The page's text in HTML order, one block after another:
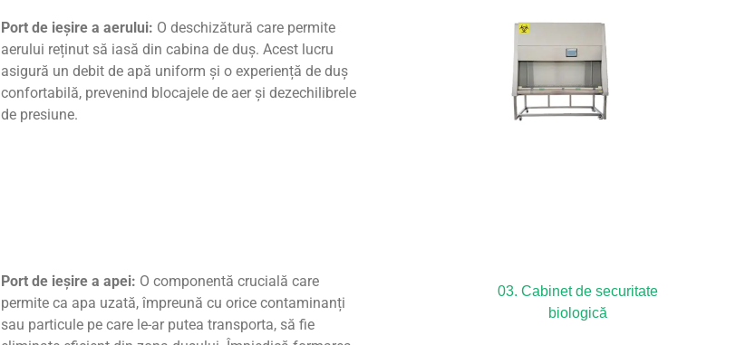
Port de ieșire a aerului: O deschizătură care permite
aerului reținut să iasă din cabina de duș. Acest lucru
asigură un debit de apă uniform și o experiență de duș
confortabilă, prevenind blocajele de aer și dezechilibrele
de presiune.
Port de ieșire a apei: O componentă crucială care
permite ca apa uzată, împreună cu orice contaminanți
sau particule pe care le-ar putea transporta, să fie
03. Cabinet de securitate
biologică